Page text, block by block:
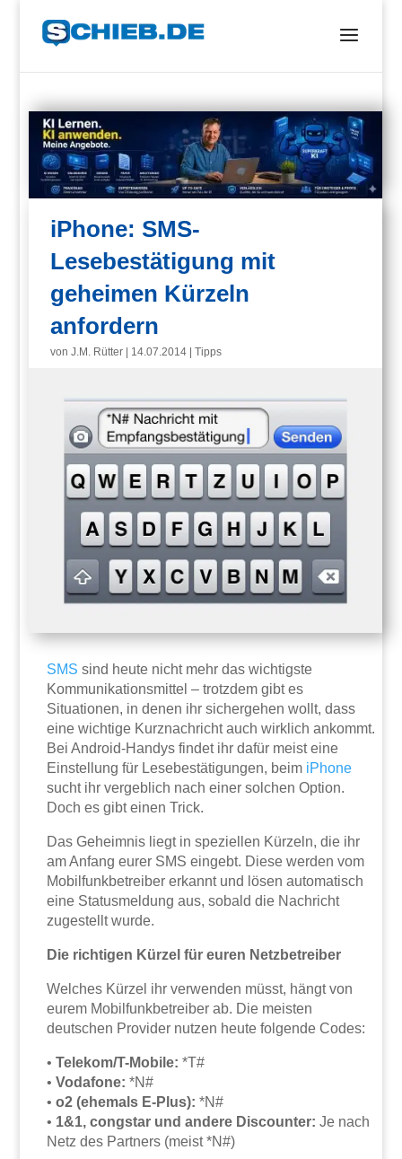
iPhone: SMS-
Lesebestätigung mit
geheimen Kürzeln
anfordern
vonJ.M. Rütter 14.07.2014 |Tipps
SMS sind heute nicht mehr das wichtigste
Kommunikationsmittel – trotzdem gibt es
Situationen, in denen ihr sichergehen wollt, dass
eine wichtige Kurznachricht auch wirklich ankommt.
Bei Android-Handys findet ihr dafür meist eine
Einstellung für Lesebestätigungen, beim iPhone
sucht ihr vergeblich nach einer solchen Option.
Doch es gibt einen Trick.
Das Geheimnis liegt in speziellen Kürzeln, die ihr
am Anfang eurer SMS eingebt. Diese werden vom
Mobilfunkbetreiber erkannt und lösen automatisch
eine Statusmeldung aus, sobald die Nachricht
zugestellt wurde.
Die richtigen Kürzel für euren Netzbetreiber
Welches Kürzel ihr verwenden müsst, hängt von
eurem Mobilfunkbetreiber ab. Die meisten
deutschen Provider nutzen heute folgende Codes:
•Telekom/T-Mobile: *T#
•Vodafone: *N#
•o2 (ehemals E-Plus): *N#
• 1&1, congstar und andere Discounter: Je nach
Netz des Partners (meist *N#)